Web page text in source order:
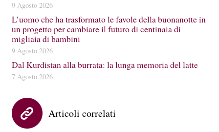
9 Agosto 2026
L’uomo che ha trasformato le favole della buonanotte in
un progetto per cambiare il futuro di centinaia di
migliaia di bambini
9 Agosto 2026
Dal Kurdistan alla burrata: la lunga memoria del latte
7 Agosto 2026
Articoli correlati